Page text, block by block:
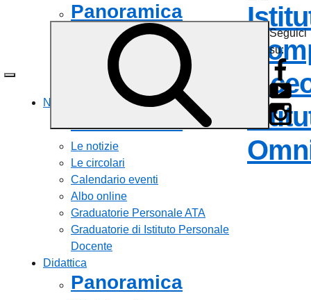
Panoramica
Personale scolastico
Famiglie e studenti
Percorsi di studio
Tutti i servizi
Novità
Le notizie
Le circolari
Calendario eventi
Albo online
Graduatorie Personale ATA
Graduatorie di Istituto Personale
Docente
Didattica
Panoramica
Seguici
su: